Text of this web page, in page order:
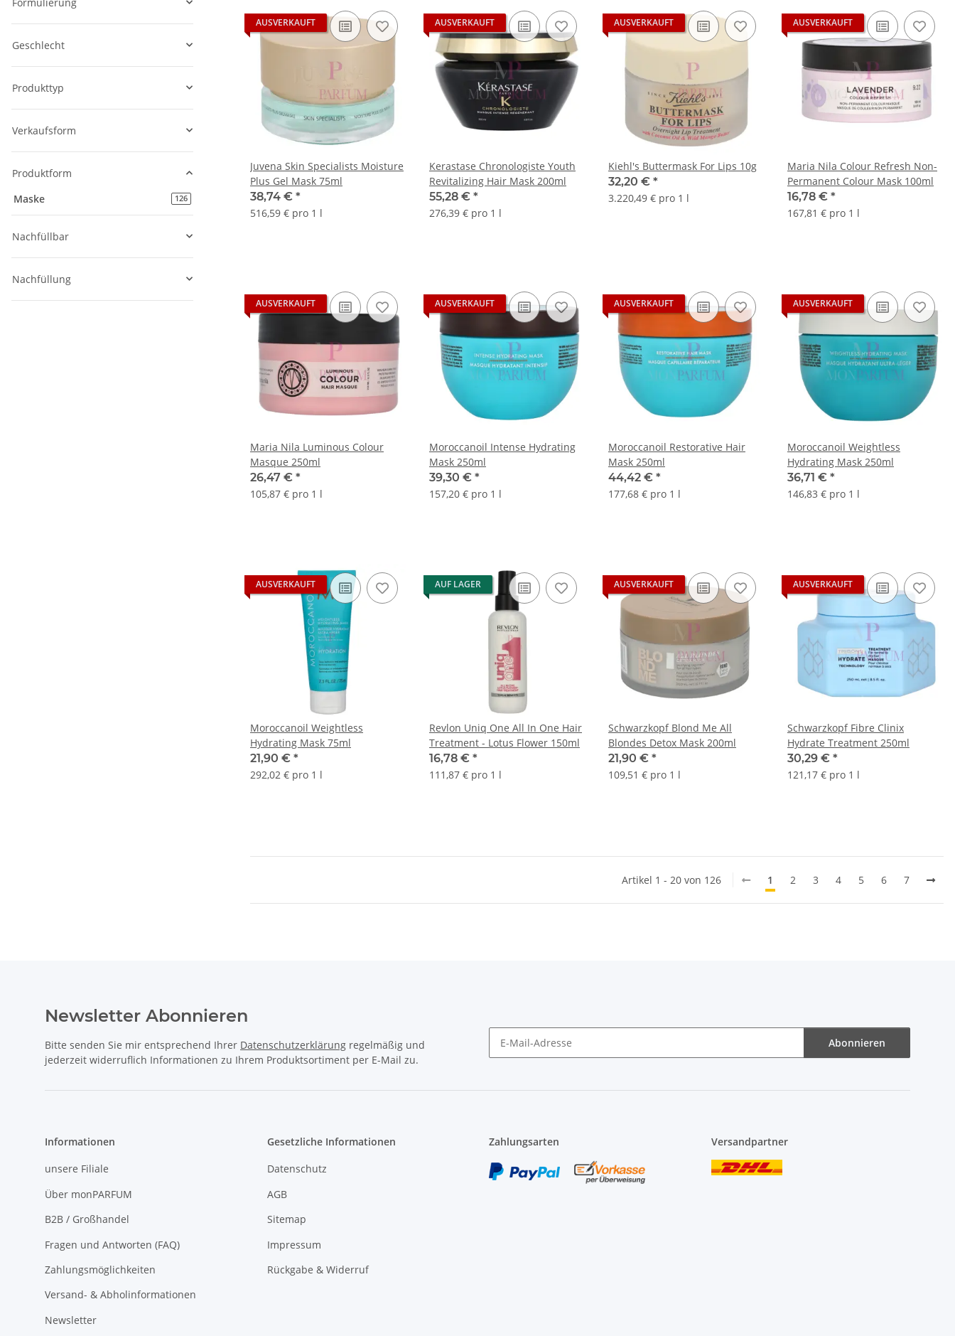
AUSVERKAUFT
Juvena Skin Specialists Moisture
Plus Gel Mask 75ml
38,74 € *
516,59 € pro 1 l
AUSVERKAUFT
Kerastase Chronologiste Youth
Revitalizing Hair Mask 200ml
55,28 € *
276,39 € pro 1 l
AUSVERKAUFT
Kiehl's Buttermask For Lips 10g
32,20 € *
3.220,49 € pro 1 l
AUSVERKAUFT
Maria Nila Colour Refresh Non-
Permanent Colour Mask 100ml
16,78 € *
167,81 € pro 1 l
AUSVERKAUFT
Maria Nila Luminous Colour
Masque 250ml
26,47 € *
105,87 € pro 1 l
AUSVERKAUFT
Moroccanoil Intense Hydrating
Mask 250ml
39,30 € *
157,20 € pro 1 l
AUSVERKAUFT
Moroccanoil Restorative Hair
Mask 250ml
44,42 € *
177,68 € pro 1 l
AUSVERKAUFT
Moroccanoil Weightless
Hydrating Mask 250ml
36,71 € *
146,83 € pro 1 l
AUSVERKAUFT
Moroccanoil Weightless
Hydrating Mask 75ml
21,90 € *
292,02 € pro 1 l
AUF LAGER
Revlon Uniq One All In One Hair
Treatment - Lotus Flower 150ml
16,78 € *
111,87 € pro 1 l
AUSVERKAUFT
Schwarzkopf Blond Me All
Blondes Detox Mask 200ml
21,90 € *
109,51 € pro 1 l
AUSVERKAUFT
Schwarzkopf Fibre Clinix
Hydrate Treatment 250ml
30,29 € *
121,17 € pro 1 l
Artikel 1 - 20 von 126 1 2 3 4 5 6 7
Geschlecht
Produkttyp
Verkaufsform
Produktform
Maske
126Artikel gefunden
Nachfüllbar
Nachfüllung
Newsletter Abonnieren
Bitte senden Sie mir entsprechend Ihrer Datenschutzerklärung regelmäßig und
jederzeit widerruflich Informationen zu Ihrem Produktsortiment per E-Mail zu.
Abonnieren
Informationen
unsere Filiale
Über monPARFUM
B2B / Großhandel
Fragen und Antworten (FAQ)
Zahlungsmöglichkeiten
Versand- & Abholinformationen
Newsletter
Gesetzliche Informationen
Datenschutz
AGB
Sitemap
Impressum
Rückgabe & Widerruf
Zahlungsarten Versandpartner